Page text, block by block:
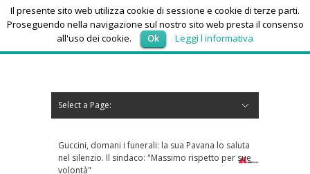
venerdì 7, Agosto 2026
Select a Page:
Guccini, domani i funerali: la sua Pavana lo saluta
nel silenzio. Il sindaco: "Massimo rispetto per sue
Dolomiti Superski, via
skipass: ecco chi può
Il presente sito web utilizza cookie di sessione e cookie di terze parti.
Proseguendo nella navigazione sul nostro sito web presta il consenso
all'uso dei cookie.
Ok Leggi l informativa